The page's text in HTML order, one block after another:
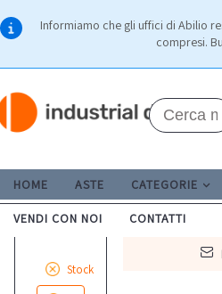
Informiamo che gli uffici di Abilio
compresi.
HOME ASTE CATEGORIE
VENDI CON NOI CONTATTI
Stock